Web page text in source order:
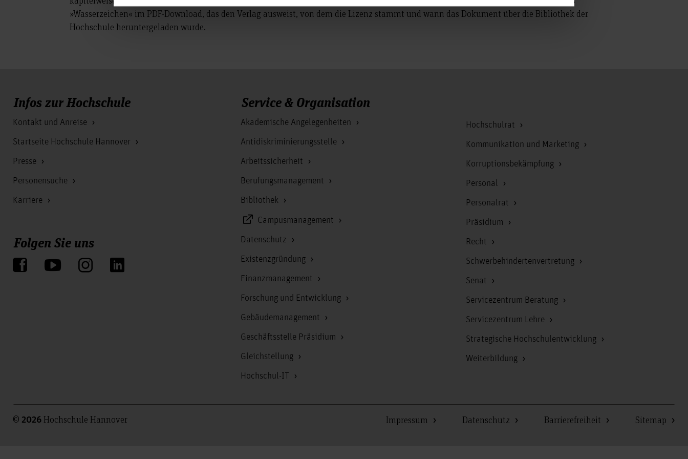
»Wasserzeichen« im PDF-Download, das den Verlag ausweist, von dem die Lizenz stammt und wann das Dokument über die Bibliothek der
Hochschule heruntergeladen wurde.
Infos zur Hochschule
Kontakt und Anreise
Startseite Hochschule Hannover
Presse
Personensuche
Karriere
Folgen Sie uns
Service & Organisation
Akademische Angelegenheiten
Antidiskriminierungsstelle
Arbeitssicherheit
Berufungsmanagement
Bibliothek
Campusmanagement
Datenschutz
Existenzgründung
Finanzmanagement
Forschung und Entwicklung
Gebäudemanagement
Geschäftsstelle Präsidium
Gleichstellung
Hochschul-IT
Hochschulrat
Kommunikation und Marketing
Korruptionsbekämpfung
Personal
Personalrat
Präsidium
Recht
Schwerbehindertenvertretung
Senat
Servicezentrum Beratung
Servicezentrum Lehre
Strategische Hochschulentwicklung
Weiterbildung
© 2026 Hochschule Hannover Impressum Datenschutz Barrierefreiheit Sitemap